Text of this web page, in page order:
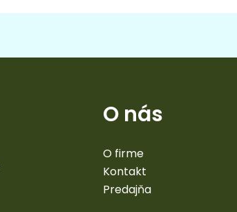
O nás
O firme
Kontakt
Predajňa